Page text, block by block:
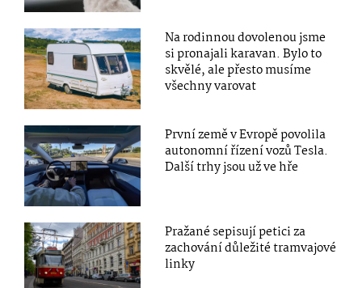
Na rodinnou dovolenou jsme
si pronajali karavan. Bylo to
skvělé, ale přesto musíme
všechny varovat
První země v Evropě povolila
autonomní řízení vozů Tesla.
Další trhy jsou už ve hře
Pražané sepisují petici za
zachování důležité tramvajové
linky